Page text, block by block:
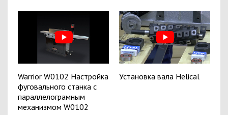
Warrior W0102 Настройка
фуговального станка с
параллелограмным
механизмом W0102
Установка вала Helical